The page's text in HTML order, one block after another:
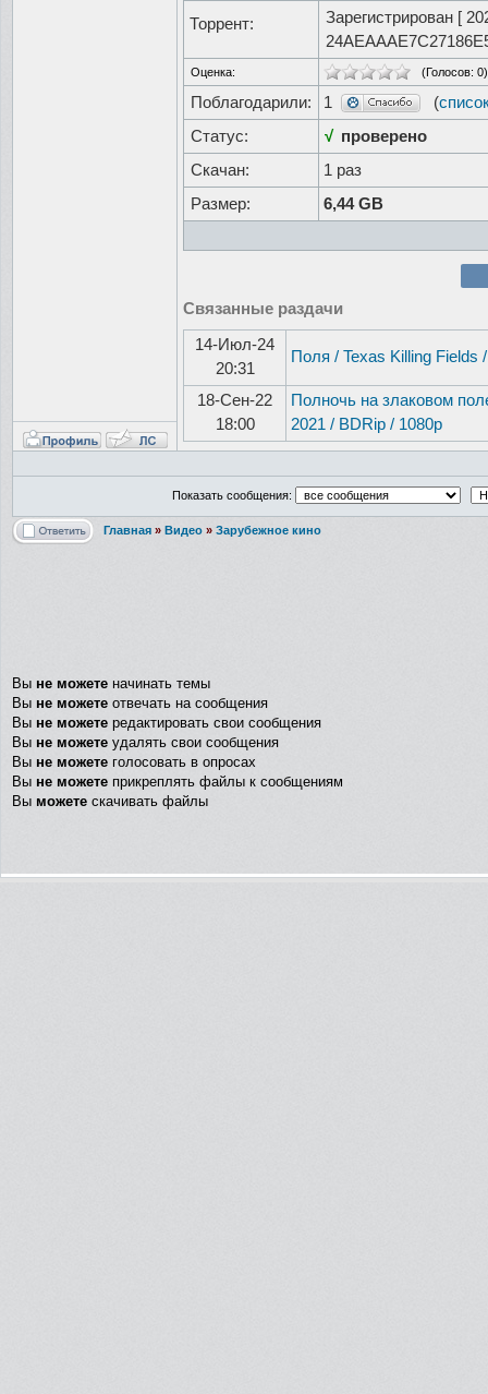
Торрент: Зарегистрирован [
Оценка: (Голосов: 0)
Поблагодарили: 1 (
Статус:
√ проверено
Скачан:
1 раз
Размер:
6,44 GB
Связанные раздачи
14-Июл-24
20:31
Поля / Texas Killing Fields
18-Сен-22
18:00
Полночь на злаковом
2021 / BDRip / 1080p
Показать сообщения:
Главная » Видео » Зарубежное кино
Вы не можете начинать темы
Вы не можете отвечать на сообщения
Вы не можете редактировать свои сообщения
Вы не можете удалять свои сообщения
Вы не можете голосовать в опросах
Вы не можете прикреплять файлы к сообщениям
Вы можете скачивать файлы